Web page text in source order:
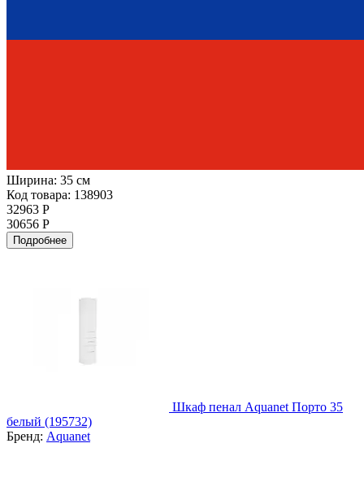
Ширина: 35 см
Код товара: 138903
32963 Р
30656 Р
Подробнее
Шкаф пенал Aquanet Порто 35
белый (195732)
Бренд: Aquanet